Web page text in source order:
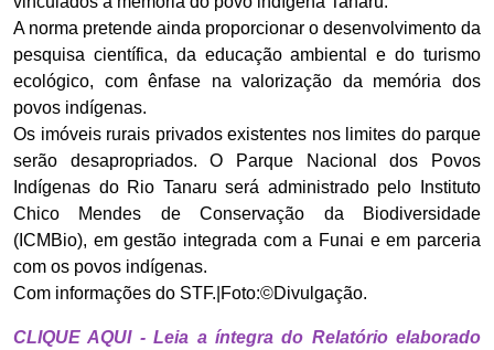
A norma pretende ainda proporcionar o desenvolvimento da
pesquisa científica, da educação ambiental e do turismo
ecológico, com ênfase na valorização da memória dos
povos indígenas.
Os imóveis rurais privados existentes nos limites do parque
serão desapropriados. O Parque Nacional dos Povos
Indígenas do Rio Tanaru será administrado pelo Instituto
Chico Mendes de Conservação da Biodiversidade
(ICMBio), em gestão integrada com a Funai e em parceria
com os povos indígenas.
Com informações do STF.|Foto:©Divulgação.
CLIQUE AQUI - Leia a íntegra do Relatório elaborado